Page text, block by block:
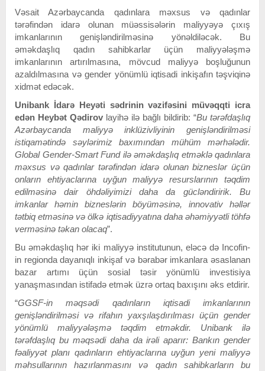
Vəsait Azərbaycanda qadınlara məxsus və qadınlar
tərəfindən idarə olunan müəssisələrin maliyyəyə çıxış
imkanlarının genişləndirilməsinə yönəldiləcək. Bu
əməkdaşlıq qadın sahibkarlar üçün maliyyələşmə
imkanlarının artırılmasına, mövcud maliyyə boşluğunun
azaldılmasına və gender yönümlü iqtisadi inkişafın təşviqinə
xidmət edəcək.
Unibank İdarə Heyəti sədrinin vəzifəsini müvəqqti icra
edən Heybət Qədirov layihə ilə bağlı bildirib: “Bu tərəfdaşlıq
Azərbaycanda maliyyə inklüzivliyinin genişləndirilməsi
istiqamətində səylərimiz baxımından mühüm mərhələdir.
Global Gender-Smart Fund ilə əməkdaşlıq etməklə qadınlara
məxsus və qadınlar tərəfindən idarə olunan bizneslər üçün
onların ehtiyaclarına uyğun maliyyə resurslarının təqdim
edilməsinə dair öhdəliyimizi daha da gücləndiririk. Bu
imkanlar həmin bizneslərin böyüməsinə, innovativ həllər
tətbiq etməsinə və ölkə iqtisadiyyatına daha əhəmiyyətli töhfə
verməsinə təkan olacaq”.
Bu əməkdaşlıq hər iki maliyyə institutunun, eləcə də Incofin-
in regionda dayanıqlı inkişaf və bərabər imkanlara əsaslanan
bazar artımı üçün sosial təsir yönümlü investisiya
yanaşmasından istifadə etmək üzrə ortaq baxışını əks etdirir.
“GGSF-in məqsədi qadınların iqtisadi imkanlarının
genişləndirilməsi və rifahın yaxşılaşdırılması üçün gender
yönümlü maliyyələşmə təqdim etməkdir. Unibank ilə
tərəfdaşlıq bu məqsədi daha da irəli aparır: Bankın gender
fəaliyyət planı qadınların ehtiyaclarına uyğun yeni maliyyə
məhsullarının hazırlanmasını və qadın sahibkarların bu